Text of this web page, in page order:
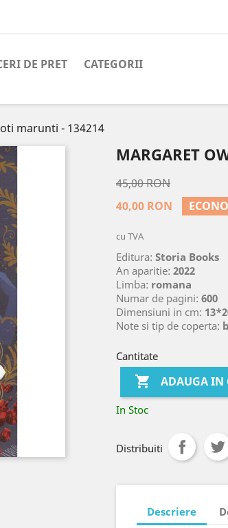
DE PRET CATEGORII
marunti - 134214
MARGARET
45,00 RON
40,00 RON
cu TVA
Editura: Storia Books
An aparitie: 2022
Limba: romana
Numar de pagini: 600
Dimensiuni in cm:
Note si tip de coperta:
Cantitate
 ADAUGA IN
In Stoc
Distribuiti
Descriere